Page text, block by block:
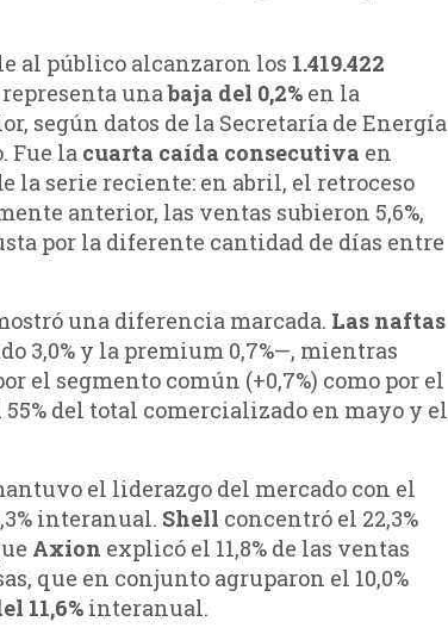
al público alcanzaron los 1.419.422
representa unabaja del 0,2%en la
según datos de la Secretaría de Energía
Fue la cuarta caída consecutiva en
la serie reciente: en abril, el retroceso
anterior, las ventas subieron 5,6%,
por la diferente cantidad de días entre
una diferencia marcada. Las naftas
3,0% y la premium 0,7%—, mientras
el segmento común (+0,7%) como por el
del total comercializado en mayo y el
el liderazgo del mercado con el
interanual. Shell concentró el 22,3%
Axion explicó el 11,8% de las ventas
que en conjunto agruparon el 10,0%
11,6%interanual.